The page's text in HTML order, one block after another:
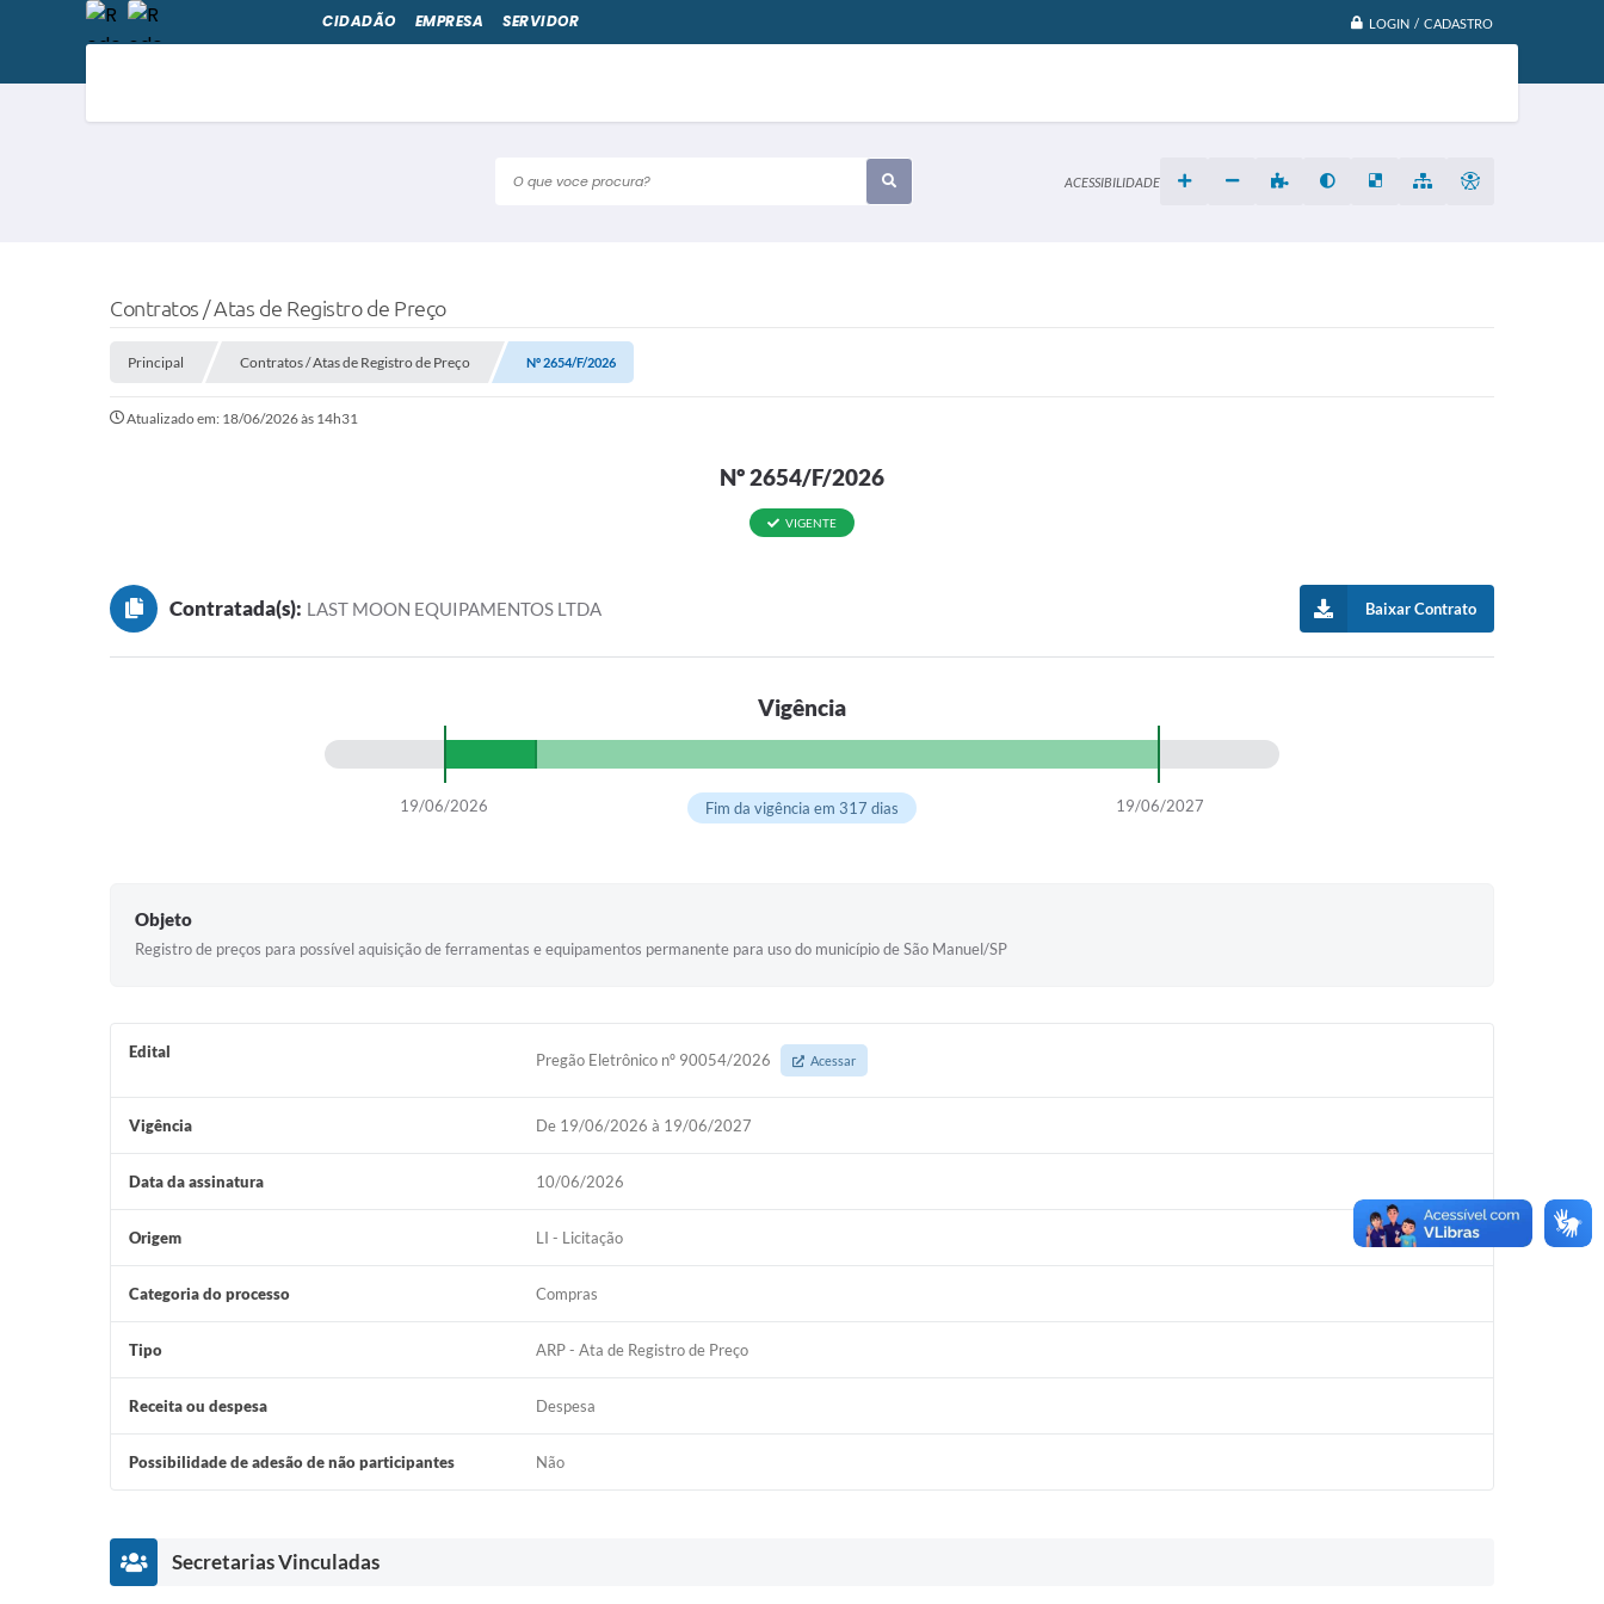
LOGIN / CADASTRO
O que voce procura?
CIDADÃO EMPRESA SERVIDOR
ACESSIBILIDADE
Contratos / Atas de Registro de Preço
Principal Contratos / Atas de Registro de Preço Nº 2654/F/2026
Atualizado em: 18/06/2026 às 14h31
Nº 2654/F/2026
VIGENTE
Contratada(s): LAST MOON EQUIPAMENTOS LTDA Baixar Contrato
Vigência
19/06/2026 19/06/2027
Fim da vigência em 317 dias
Objeto
Registro de preços para possível aquisição de ferramentas e equipamentos permanente para uso do município de São Manuel/SP
Edital Pregão Eletrônico nº 90054/2026 Acessar
Vigência De 19/06/2026 à 19/06/2027
Data da assinatura 10/06/2026
Origem LI - Licitação
Categoria do processo Compras
Tipo ARP - Ata de Registro de Preço
Receita ou despesa Despesa
Possibilidade de adesão de não participantes Não
Secretarias Vinculadas